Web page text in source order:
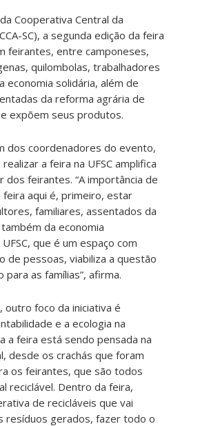
Cooperativa Central da
SC), a segunda edição da feira
feirantes, entre camponeses,
quilombolas, trabalhadores
economia solidária, além de
da reforma agrária de
expõem seus produtos.
dos coordenadores do evento,
a feira na UFSC amplifica
dos feirantes. “A importância de
aqui é, primeiro, estar
familiares, assentados da
da economia
que é um espaço com
de pessoas, viabiliza a questão
para as famílias”, afirma.
outro foco da iniciativa é
e a ecologia na
a feira está sendo pensada na
desde os crachás que foram
os feirantes, que são todos
reciclável. Dentro da feira,
de recicláveis que vai
resíduos gerados, fazer todo o